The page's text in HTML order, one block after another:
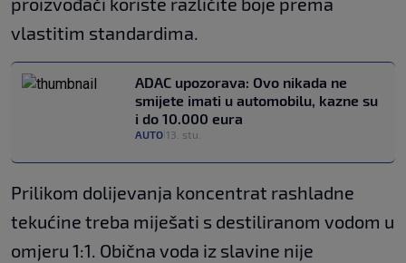
vlastitim standardima.
ADAC upozorava: Ovo nikada ne
smijete imati u automobilu, kazne su
i do 10.000 eura
AUTO 13. stu.
Prilikom dolijevanja koncentrat rashladne
tekućine treba miješati s destiliranom vodom u
omjeru 1:1. Obična voda iz slavine nije